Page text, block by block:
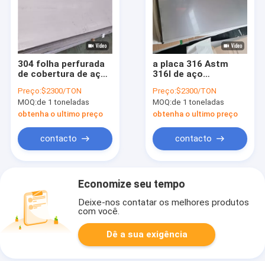
304 folha perfurada
de cobertura de aço
categoria de 0,9
milímetros Ss 304
completa duramente
Preço:$2300/TON
MOQ:de 1 toneladas
obtenha o ultimo preço
contacto
a placa 316 Astm
316l de aço
5mm chapeia 12 11 a
folha de aço
inoxidável do calibre
Preço:$2300/TON
MOQ:de 1 toneladas
obtenha o ultimo preço
contacto
Economize seu tempo
Deixe-nos contatar os melhores produtos
com você.
Dê a sua exigência